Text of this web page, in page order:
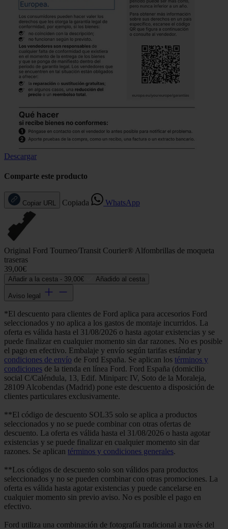
Descargar
Comparte este producto
Copiar URL Copiada WhatsApp
Original Ford Tourneo/Transit Courier® Alfombrillas de moqueta
traseras
39,00€
Añadir a la cesta - 39,00€ Añadido al cesta
Aviso legal
*El descuento para clientes de Ford aplica para accesorios Ford
seleccionados y no aplica a los gastos de montaje incurridos. La
oferta es válida hasta el 31/08/2026 o hasta agotar existencias y se
puede finalizar en cualquier momento sin dar razones. No es posible
el pago en efectivo. Embalaje y envío según tarifas estándar y
condiciones de envío de Ford España. Se aplican los términos y
condiciones de la tienda en línea Ford. Ford España (domicilio
social C/Caléndula, 13, Edif. Miniparc IV, Soto de la Moraleja,
28109 Alcobendas (Madrid) pone este descuento a disposición de
clientes particulares exclusivamente.
**El código de descuento SOL35 solo se aplica a productos
seleccionados y no se puede combinar con otras ofertas de
descuento. La oferta es válida hasta el 31/08/2026 o hasta agotar
existencias y se puede finalizar en cualquier momento sin dar
razones. Se aplican términos y condiciones generales.
**Los códigos de descuento solo son válidos para productos
seleccionados y no se pueden combinar con otras promociones. La
oferta es válida hasta agotar existencias y puede cancelarse en
cualquier momento sin previo aviso. No es posible el pago en
efectivo.
Ford utiliza una combinación de fotografía tradicional a través del